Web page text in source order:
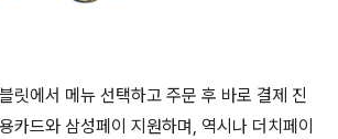
릿에서 메뉴 선택하고 주문 후 바로 결제 진
카드와 삼성페이 지원하며, 역시나 더치페이